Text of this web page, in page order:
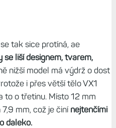
tak sice protíná, ae
se liší designem, tvarem,
nižší model má výdrž o dost
i přes větší tělo VX1
to o třetinu. Místo 12 mm
7,9 mm, což je činí nejtenčími
daleko.